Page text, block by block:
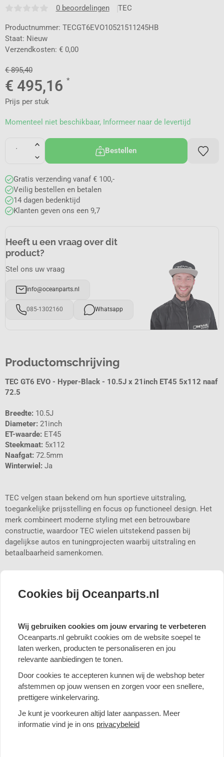
0 beoordelingen TEC
Productnummer: TECGT6EVO10521511245HB
Staat: Nieuw
Verzendkosten: € 0,00
€ 895,40
€ 495,16 *
Prijs per stuk
Momenteel niet beschikbaar, Informeer naar de levertijd
Bestellen
Gratis verzending vanaf € 100,-
Veilig bestellen en betalen
14 dagen bedenktijd
Klanten geven ons een 9,7
Heeft u een vraag over dit
product?
Stel ons uw vraag
info@oceanparts.nl
085-1302160 Whatsapp
Productomschrijving
TEC GT6 EVO - Hyper-Black - 10.5J x 21inch ET45 5x112 naaf
72.5
Breedte: 10.5J
Diameter: 21inch
ET-waarde: ET45
Steekmaat: 5x112
Naafgat: 72.5mm
Winterwiel: Ja
TEC velgen staan bekend om hun sportieve uitstraling,
toegankelijke prijsstelling en focus op functioneel design. Het
merk combineert moderne styling met een betrouwbare
constructie, waardoor TEC wielen uitstekend passen bij
dagelijkse autos en tuningprojecten waarbij uitstraling en
betaalbaarheid samenkomen.
Sportief en modern design met brede toepasbaarheid
montage
Duurzame lak- en coatingafwerking tegen weersinvloeden
Beschikbaar in diverse breedtes, diameters, ET-waardes en
steekmaten
Elke TEC velg wordt ontwikkeld met aandacht voor
functionaliteit, kwaliteit en gebruiksgemak. Dit maakt TEC een
aantrekkelijke keuze voor rijders die hun auto willen voorzien
van een frisse, sportieve look zonder concessies te doen aan
Cookies bij Oceanparts.nl
Wij gebruiken cookies om jouw ervaring te verbeteren
Oceanparts.nl gebruikt cookies om de website soepel te
laten werken, producten te personaliseren en jou
relevante aanbiedingen te tonen.
Door cookies te accepteren kunnen wij de webshop beter
afstemmen op jouw wensen en zorgen voor een snellere,
prettigere winkelervaring.
Je kunt je voorkeuren altijd later aanpassen. Meer
informatie vind je in ons privacybeleid